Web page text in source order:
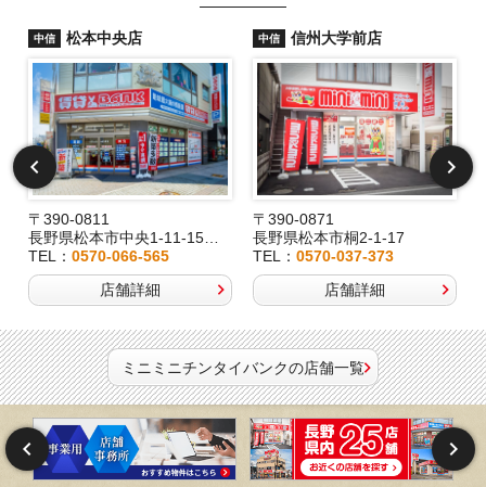
中信 松本中央店
〒390-0811
長野県松本市中央1-11-15桂林堂ビル1F
TEL： 0570-066-565
店舗詳細
中信 信州大学前店
〒390-0871
長野県松本市桐2-1-17
TEL：0570-037-373
店舗詳細
ミニミニチンタイバンクの店舗一覧